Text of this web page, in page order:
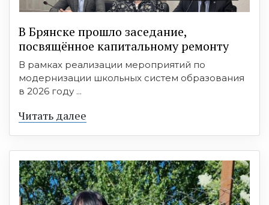
В Брянске прошло заседание,
посвящённое капитальному ремонту
В рамках реализации мероприятий по
модернизации школьных систем образования
в 2026 году ...
Читать далее